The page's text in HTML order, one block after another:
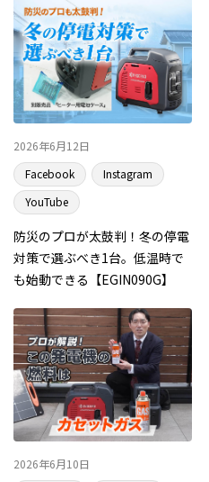
2026年6月12日
Facebook
Instagram
YouTube
防災のプロが太鼓判！冬の停電
対策で選ぶべき1台。低温時で
も始動できる【EGIN090G】
2026年6月10日